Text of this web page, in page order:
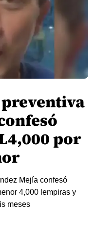
por
Mejía confesó
4,000 lempiras y
meses